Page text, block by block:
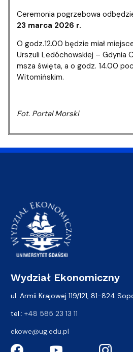
Ceremonia pogrzebowa
23 marca 2026 r.
O godz.12.00 będzie miał
Urszuli Ledóchowskiej – Gdynia
msza święta, a o godz. 14.00
Witomińskim.
Fot. Portal Morski
Wydział Ekonomiczny
ul. Armii Krajowej 119/121, 81-824
tel.: +48 585 23 13 11
ekowe@ug.edu.pl